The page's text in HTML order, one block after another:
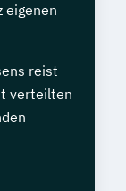
eigenen
reist
verteilten